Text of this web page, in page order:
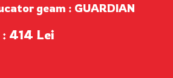
geam : GUARDIAN
414 Lei